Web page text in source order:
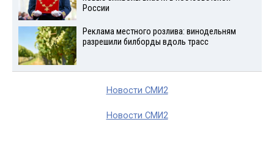
России
Реклама местного розлива: винодельням
разрешили билборды вдоль трасс
Новости СМИ2
Новости СМИ2